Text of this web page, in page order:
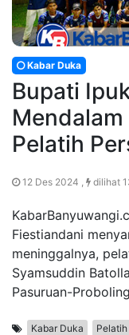
Kabar Duka
Bupati
Pelatih
12 Des 2024 , dilihat
Fiestiandani
meninggalnya,
Syamsuddin
Pasuruan-
Kabar Duka